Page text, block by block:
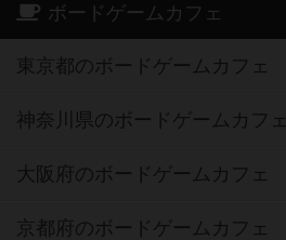
ボードゲームカフェ
東京都のボードゲームカフェ
神奈川県のボードゲームカフェ
大阪府のボードゲームカフェ
京都府のボードゲームカフェ